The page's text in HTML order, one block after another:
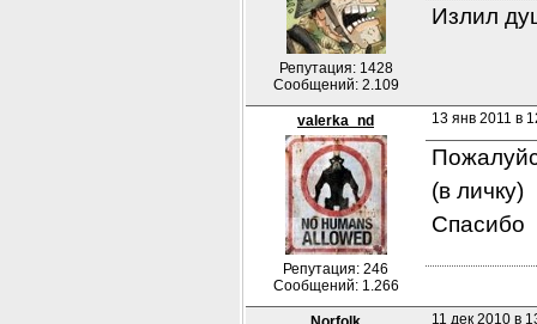
Репутация: 1428
Сообщений: 2.109
Излил
valerka_nd
Репутация: 246
Сообщений: 1.266
13 янв 2011 в
(в личку)
Спасибо
11 дек 2010 в